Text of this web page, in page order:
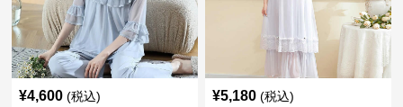
¥4,600 (税込) ¥5,180 (税込)